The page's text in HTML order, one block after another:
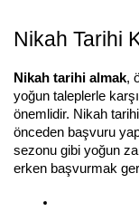
Nikah Tarihi
Nikah tarihi almak,
yoğun taleplerle
önemlidir. Nikah
önceden başvuru
sezonu gibi yoğun
erken başvurmak